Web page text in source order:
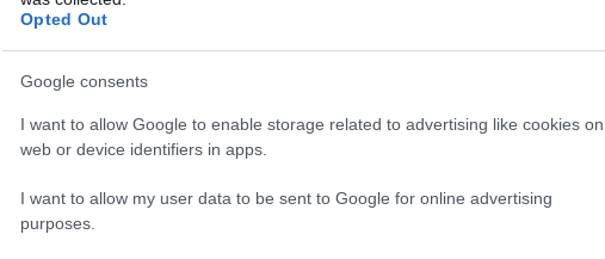
Opted Out
Google consents
I want to allow Google to enable storage related to advertising like cookies on
web or device identifiers in apps.
I want to allow my user data to be sent to Google for online advertising
purposes.